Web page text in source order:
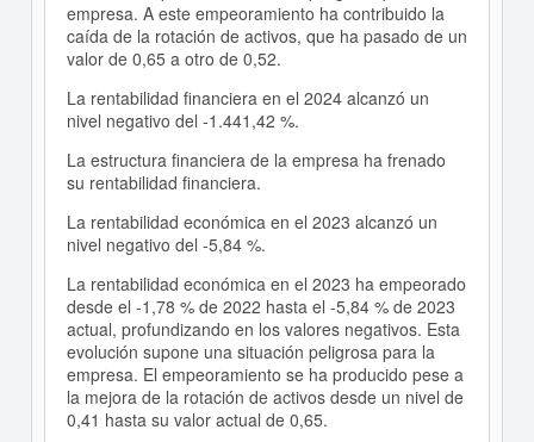
empresa. A este empeoramiento ha contribuido la
caída de la rotación de activos, que ha pasado de un
valor de 0,65 a otro de 0,52.
La rentabilidad financiera en el 2024 alcanzó un
nivel negativo del -1.441,42 %.
La estructura financiera de la empresa ha frenado
su rentabilidad financiera.
La rentabilidad económica en el 2023 alcanzó un
nivel negativo del -5,84 %.
La rentabilidad económica en el 2023 ha empeorado
desde el -1,78 % de 2022 hasta el -5,84 % de 2023
actual, profundizando en los valores negativos. Esta
evolución supone una situación peligrosa para la
empresa. El empeoramiento se ha producido pese a
la mejora de la rotación de activos desde un nivel de
0,41 hasta su valor actual de 0,65.